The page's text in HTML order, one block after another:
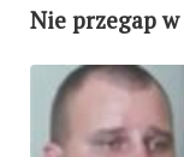
Nie przegap